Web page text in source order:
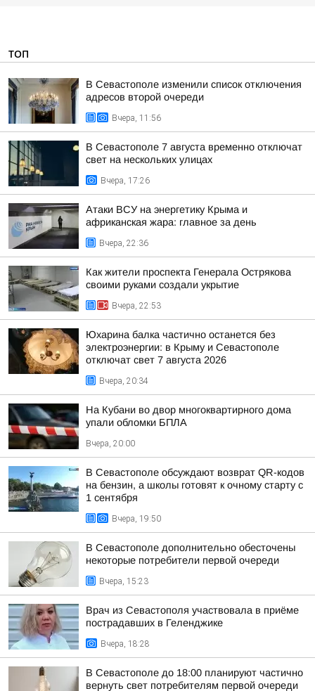
ТОП
В Севастополе изменили список отключения
адресов второй очереди
Вчера, 11:56
В Севастополе 7 августа временно отключат
свет на нескольких улицах
Вчера, 17:26
Атаки ВСУ на энергетику Крыма и
африканская жара: главное за день
Вчера, 22:36
Как жители проспекта Генерала Острякова
своими руками создали укрытие
Вчера, 22:53
Юхарина балка частично останется без
электроэнергии: в Крыму и Севастополе
отключат свет 7 августа 2026
Вчера, 20:34
На Кубани во двор многоквартирного дома
упали обломки БПЛА
Вчера, 20:00
В Севастополе обсуждают возврат QR-кодов
на бензин, а школы готовят к очному старту с
1 сентября
Вчера, 19:50
В Севастополе дополнительно обесточены
некоторые потребители первой очереди
Вчера, 15:23
Врач из Севастополя участвовала в приёме
пострадавших в Геленджике
Вчера, 18:28
В Севастополе до 18:00 планируют частично
вернуть свет потребителям первой очереди